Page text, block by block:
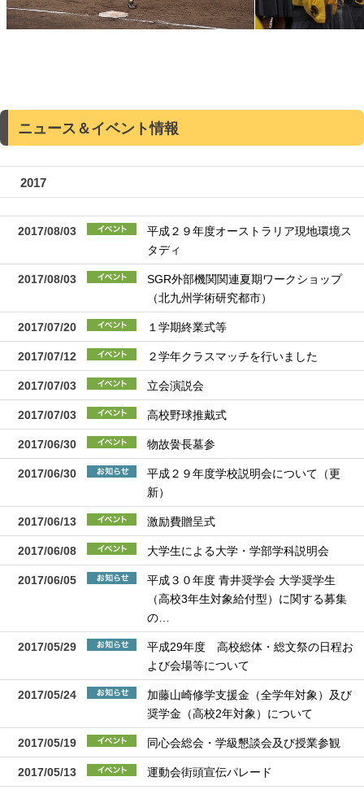
ニュース＆イベント情報
2017
2017/08/03
平成２９年度オーストラリア現地環境ス
タディ
2017/08/03
SGR外部機関関連夏期ワークショップ
（北九州学術研究都市）
2017/07/20 １学期終業式等
2017/07/12 ２学年クラスマッチを行いました
2017/07/03 立会演説会
2017/07/03 高校野球推戴式
2017/06/30 物故黌長墓参
2017/06/30
平成２９年度学校説明会について（更
新）
2017/06/13 激励費贈呈式
2017/06/08 大学生による大学・学部学科説明会
2017/06/05
平成３０年度 青井奨学会 大学奨学生
（高校3年生対象給付型）に関する募集
の…
2017/05/29
平成29年度 高校総体・総文祭の日程お
よび会場等について
2017/05/24
加藤山崎修学支援金（全学年対象）及び
奨学金（高校2年対象）について
2017/05/19 同心会総会・学級懇談会及び授業参観
2017/05/13 運動会街頭宣伝パレード